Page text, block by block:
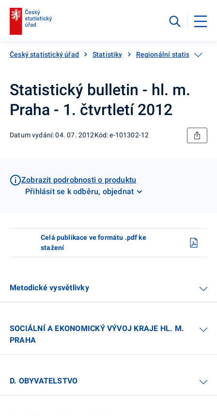
Český statistický úřad Statistiky Regionální statistiky
Statistický bulletin - hl. m.
Praha - 1. čtvrtletí 2012
Datum vydání: 04. 07. 2012Kód: e-101302-12
Zobrazit podrobnosti o produktu
Přihlásit se k odběru, objednat
Celá publikace ve formátu .pdf ke
stažení
Metodické vysvětlivky
SOCIÁLNÍ A EKONOMICKÝ VÝVOJ KRAJE HL. M.
PRAHA
D. OBYVATELSTVO